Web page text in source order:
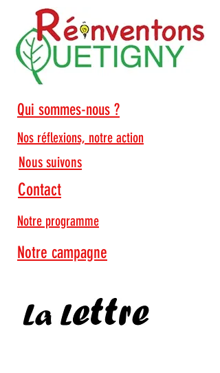
Qui sommes-nous ?
Nos réflexions, notre action
Nous suivons
Contact
Notre programme
Notre campagne